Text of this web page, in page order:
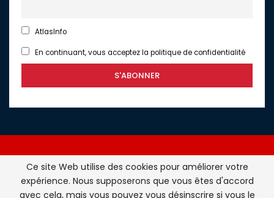
AtlasInfo
En continuant, vous acceptez la politique de confidentialité
Atlasinfo.fr : l'essentiel de l'actualité de la France et du
Ce site Web utilise des cookies pour améliorer votre
expérience. Nous supposerons que vous êtes d'accord
avec cela, mais vous pouvez vous désinscrire si vous le